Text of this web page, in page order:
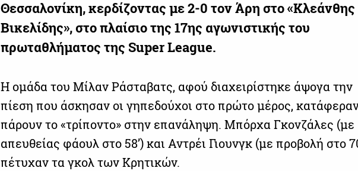
Θεσσαλονίκη, κερδίζοντας με 2-0 τον Άρη στο «Κλεάνθης
Βικελίδης», στο πλαίσιο της 17ης αγωνιστικής του
πρωταθλήματος της Super League.
Η ομάδα του Μίλαν Ράσταβατς, αφού διαχειρίστηκε άψογα την
πίεση που άσκησαν οι γηπεδούχοι στο πρώτο μέρος,
πάρουν το «τρίποντο» στην επανάληψη. Μπόρχα Γκονζάλες (με
απευθείας φάουλ στο 58’) και Αντρέι Γιουνγκ (με προβολή στο
πέτυχαν τα γκολ των Κρητικών.